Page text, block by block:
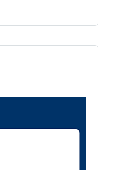
しょうか。 翌日に